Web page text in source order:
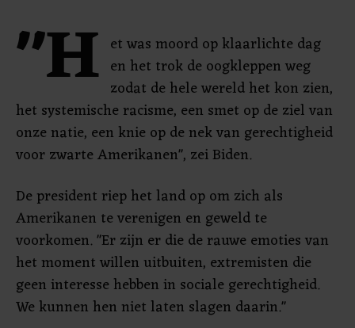
"H et was moord op klaarlichte dag
en het trok de oogkleppen weg
zodat de hele wereld het kon zien,
het systemische racisme, een smet op de ziel van
onze natie, een knie op de nek van gerechtigheid
voor zwarte Amerikanen", zei Biden.
De president riep het land op om zich als
Amerikanen te verenigen en geweld te
voorkomen. "Er zijn er die de rauwe emoties van
het moment willen uitbuiten, extremisten die
geen interesse hebben in sociale gerechtigheid.
We kunnen hen niet laten slagen daarin."